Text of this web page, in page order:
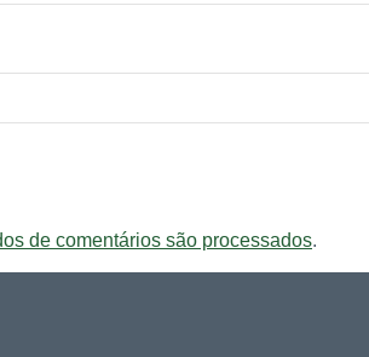
de comentários são processados.